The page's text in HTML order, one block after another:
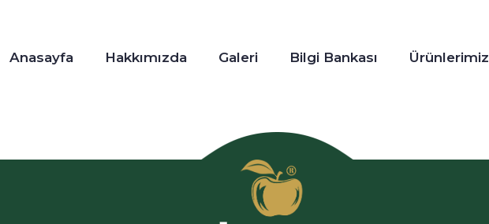
Anasayfa Hakkımızda Galeri Bilgi Bankası Ürünlerimiz